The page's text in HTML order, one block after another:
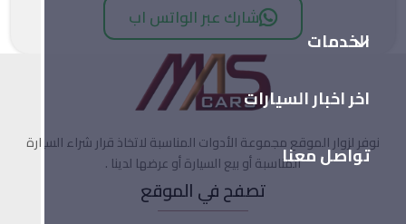
الخدمات
اخر اخبار السيارات
تواصل معنا
شارك عبر الواتس اب
نوفر لزوار الموقع مجموعة الأدوات المناسبة لاتخاذ قرار شراء السيارة
المناسبة أو بيع السيارة أو عرضها لدينا .
تصفح في الموقع